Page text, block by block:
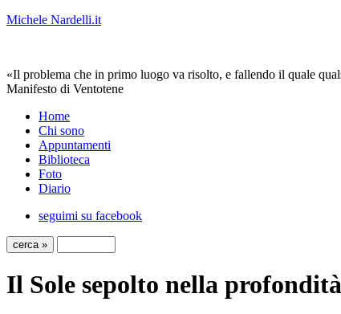
Michele Nardelli.it
«Il problema che in primo luogo va risolto, e fallendo il quale
Manifesto di Ventotene
Home
Chi sono
Appuntamenti
Biblioteca
Foto
Diario
seguimi su facebook
Il Sole sepolto nella